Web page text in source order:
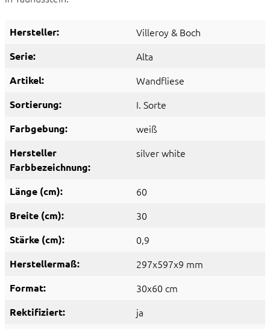
Hersteller: Villeroy & Boch
Serie: Alta
Artikel: Wandfliese
Sortierung: I. Sorte
Farbgebung: weiß
Hersteller
Farbbezeichnung:
silver white
Länge (cm): 60
Breite (cm): 30
Stärke (cm): 0,9
Herstellermaß: 297x597x9 mm
Format: 30x60 cm
Rektifiziert: ja